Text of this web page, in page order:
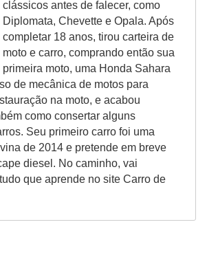
clássicos antes de falecer, como
Diplomata, Chevette e Opala. Após
completar 18 anos, tirou carteira de
moto e carro, comprando então sua
primeira moto, uma Honda Sahara
de mecânica de motos para
na moto, e acabou
como consertar alguns
Seu primeiro carro foi uma
de 2014 e pretende em breve
diesel. No caminho, vai
que aprende no site Carro de